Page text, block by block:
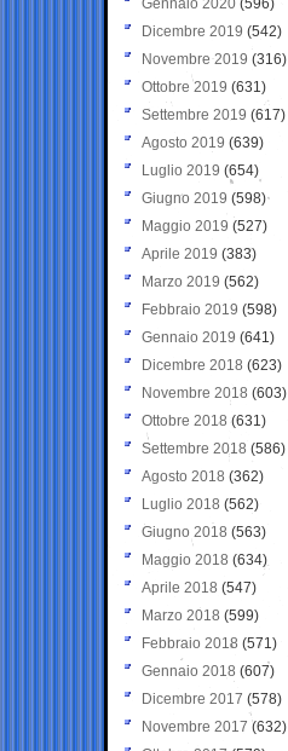
Gennaio 2020 (596)
Dicembre 2019 (542)
Novembre 2019 (316)
Ottobre 2019 (631)
Settembre 2019 (617)
Agosto 2019 (639)
Luglio 2019 (654)
Giugno 2019 (598)
Maggio 2019 (527)
Aprile 2019 (383)
Marzo 2019 (562)
Febbraio 2019 (598)
Gennaio 2019 (641)
Dicembre 2018 (623)
Novembre 2018 (603)
Ottobre 2018 (631)
Settembre 2018 (586)
Agosto 2018 (362)
Luglio 2018 (562)
Giugno 2018 (563)
Maggio 2018 (634)
Aprile 2018 (547)
Marzo 2018 (599)
Febbraio 2018 (571)
Gennaio 2018 (607)
Dicembre 2017 (578)
Novembre 2017 (632)